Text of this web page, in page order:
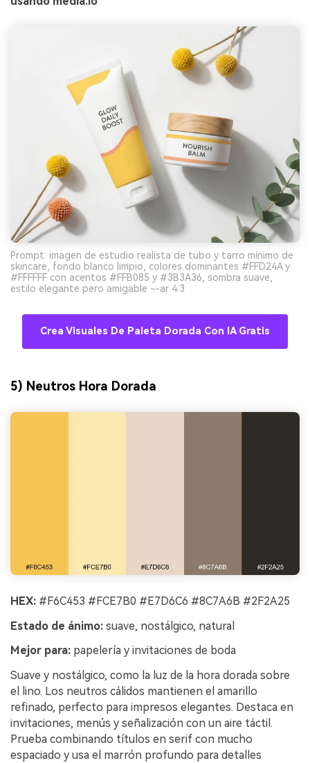
Prompt: imagen de estudio realista de tubo y tarro mínimo de
skincare, fondo blanco limpio, colores dominantes #FFD24A y
#FFFFFF con acentos #FFB085 y #3B3A36, sombra suave,
estilo elegante pero amigable --ar 4:3
Crea Visuales De Paleta Dorada Con IA Gratis
5) Neutros Hora Dorada
HEX: #F6C453 #FCE7B0 #E7D6C6 #8C7A6B #2F2A25
Estado de ánimo: suave, nostálgico, natural
Mejor para: papelería y invitaciones de boda
Suave y nostálgico, como la luz de la hora dorada sobre
el lino. Los neutros cálidos mantienen el amarillo
refinado, perfecto para impresos elegantes. Destaca en
invitaciones, menús y señalización con un aire táctil.
Prueba combinando títulos en serif con mucho
espaciado y usa el marrón profundo para detalles